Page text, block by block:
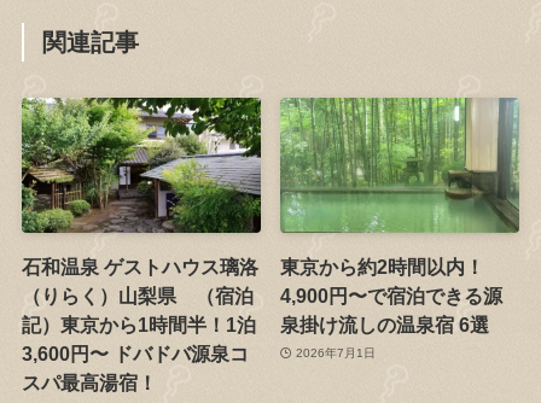
関連記事
石和温泉 ゲストハウス璃洛
（りらく）山梨県 （宿泊
記）東京から1時間半！1泊
3,600円〜 ドバドバ源泉コ
スパ最高湯宿！
東京から約2時間以内！
4,900円〜で宿泊できる源
泉掛け流しの温泉宿 6選
2026年7月1日